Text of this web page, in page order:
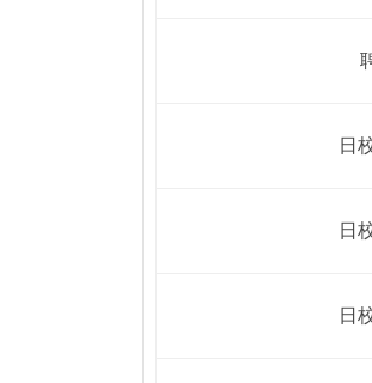
日
日
日